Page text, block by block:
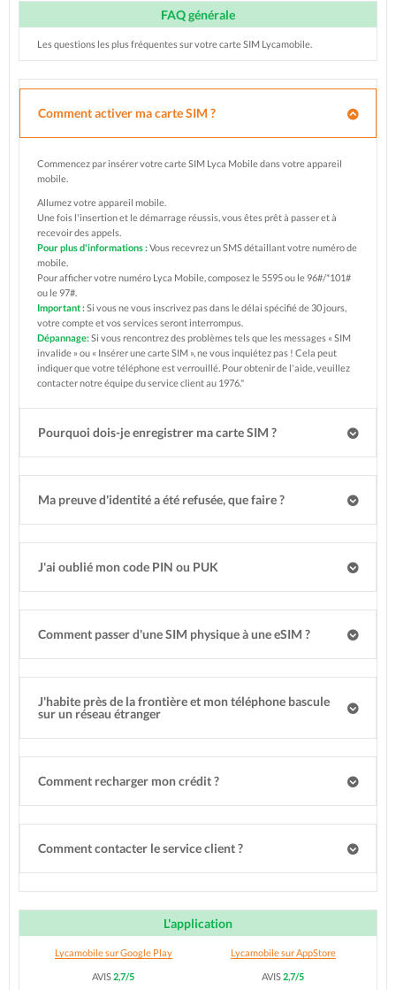
FAQ générale
Les questions les plus fréquentes sur votre carte SIM Lycamobile.
Comment activer ma carte SIM ?
Commencez par insérer votre carte SIM Lyca Mobile dans votre appareil
mobile.
Allumez votre appareil mobile.
Une fois l'insertion et le démarrage réussis, vous êtes prêt à passer et à
recevoir des appels.
Pour plus d'informations :Vous recevrez un SMS détaillant votre numéro de
mobile.
Pour afficher votre numéro Lyca Mobile, composez le 5595 ou le 96#/*101#
ou le 97#.
Important :Si vous ne vous inscrivez pas dans le délai spécifié de 30 jours,
votre compte et vos services seront interrompus.
Dépannage:Si vous rencontrez des problèmes tels que les messages « SIM
invalide » ou « Insérer une carte SIM », ne vous inquiétez pas ! Cela peut
indiquer que votre téléphone est verrouillé. Pour obtenir de l'aide, veuillez
contacter notre équipe du service client au 1976."
Pourquoi dois-je enregistrer ma carte SIM ?
Ma preuve d'identité a été refusée, que faire ?
J'ai oublié mon code PIN ou PUK
Comment passer d'une SIM physique à une eSIM ?
J'habite près de la frontière et mon téléphone bascule
sur un réseau étranger
Comment recharger mon crédit ?
Comment contacter le service client ?
L'application
Lycamobile sur Google Play
AVIS2,7/5
Lycamobile sur AppStore
AVIS2,7/5